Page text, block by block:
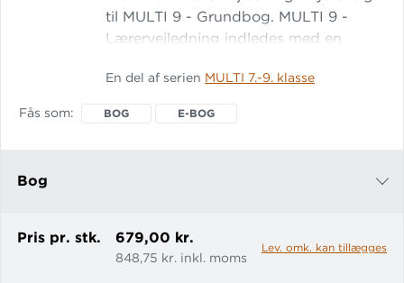
til MULTI 9 - Grundbog. MULTI 9 -
Lærervejledning indledes med en
følger en side-til-side-vejledning, som
En del af serien MULTI 7.-9. klasse
Fås som BOG E-BOG
Bog
e-bog
Pris pr. stk. 679,00 kr.
848,75 kr. inkl. moms
Lev. omk. kan tillægges